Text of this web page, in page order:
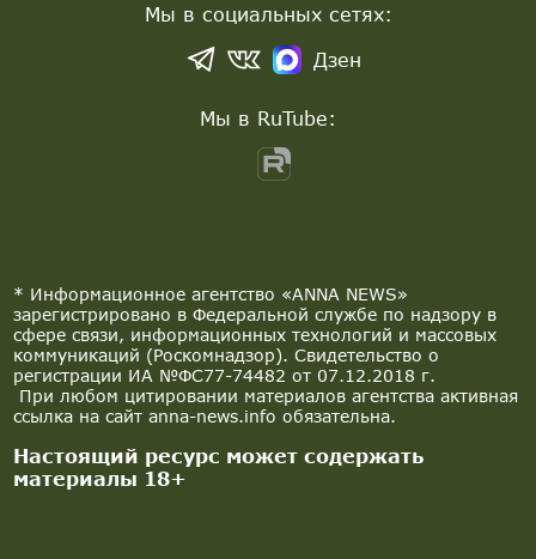
* Информационное агентство «ANNA NEWS»
зарегистрировано в Федеральной службе по надзору в
сфере связи, информационных технологий и массовых
коммуникаций (Роскомнадзор). Свидетельство о
регистрации ИА №ФС77-74482 от 07.12.2018 г.
При любом цитировании материалов агентства активная
ссылка на сайт anna-news.info обязательна.
Настоящий ресурс может содержать
материалы 18+
Мы в социальных сетях:
Дзен
Мы в RuTube: